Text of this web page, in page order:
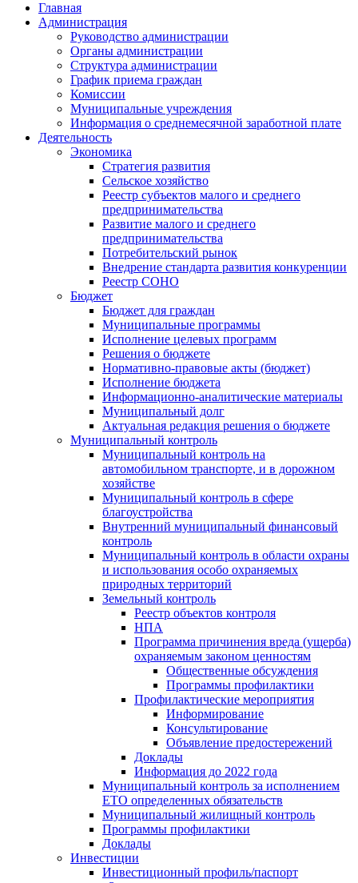
Главная
Администрация
Руководство администрации
Органы администрации
Структура администрации
График приема граждан
Комиссии
Муниципальные учреждения
Информация о среднемесячной заработной плате
Деятельность
Экономика
Стратегия развития
Сельское хозяйство
Реестр субъектов малого и среднего
предпринимательства
Развитие малого и среднего
предпринимательства
Потребительский рынок
Внедрение стандарта развития конкуренции
Реестр СОНО
Бюджет
Бюджет для граждан
Муниципальные программы
Исполнение целевых программ
Решения о бюджете
Нормативно-правовые акты (бюджет)
Исполнение бюджета
Информационно-аналитические материалы
Муниципальный долг
Актуальная редакция решения о бюджете
Муниципальный контроль
Муниципальный контроль на
автомобильном транспорте, и в дорожном
хозяйстве
Муниципальный контроль в сфере
благоустройства
Внутренний муниципальный финансовый
контроль
Муниципальный контроль в области охраны
и использования особо охраняемых
природных территорий
Земельный контроль
Реестр объектов контроля
НПА
Программа причинения вреда (ущерба)
охраняемым законом ценностям
Общественные обсуждения
Программы профилактики
Профилактические мероприятия
Информирование
Консультирование
Объявление предостережений
Доклады
Информация до 2022 года
Муниципальный контроль за исполнением
ЕТО определенных обязательств
Муниципальный жилищный контроль
Программы профилактики
Доклады
Инвестиции
Инвестиционный профиль/паспорт